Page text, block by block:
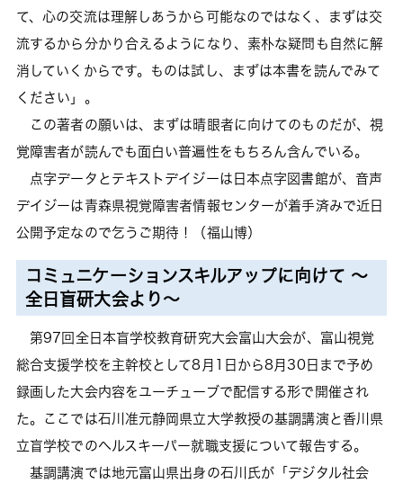
て、心の交流は理解しあうから可能なのではなく、まずは交
流するから分かり合えるようになり、素朴な疑問も自然に解
消していくからです。ものは試し、まずは本書を読んでみて
ください」。
この著者の願いは、まずは晴眼者に向けてのものだが、視
覚障害者が読んでも面白い普遍性をもちろん含んでいる。
点字データとテキストデイジーは日本点字図書館が、音声
デイジーは青森県視覚障害者情報センターが着手済みで近日
公開予定なので乞うご期待！（福山博）
コミュニケーションスキルアップに向けて ～
全日盲研大会より～
第97回全日本盲学校教育研究大会富山大会が、富山視覚
総合支援学校を主幹校として8月1日から8月30日まで予め
録画した大会内容をユーチューブで配信する形で開催され
た。ここでは石川准元静岡県立大学教授の基調講演と香川県
立盲学校でのヘルスキーパー就職支援について報告する。
基調講演では地元富山県出身の石川氏が「デジタル社会